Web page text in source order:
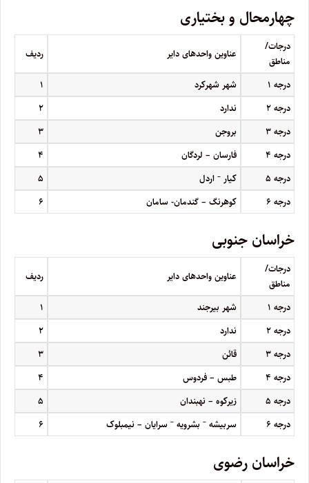
چهارمحال و بختیاری
درجات/
مناطق
عناوین واحدهای دایر ردیف
درجه ۱ شهر شهرکرد
۱
درجه۲ ندارد
۲
درجه۳ بروجن
۳
درجه ۴ فارسان – لردگان
۴
درجه ۵ کیار– اردل
۵
درجه ۶ کوهرنگ – گندمان- سامان ۶
خراسان جنوبی
درجات/
مناطق
عناوین واحدهای دایر ردیف
درجه ۱ شهر بیرجند
۱
درجه۲ ندارد
۲
درجه۳ قائن
۳
درجه ۴ طبس – فردوس
۴
درجه ۵ زیرکوه – نهبندان
۵
درجه ۶ سربیشه– بشرویه– سرایان – نیمبلوک ۶
خراسان رضوی